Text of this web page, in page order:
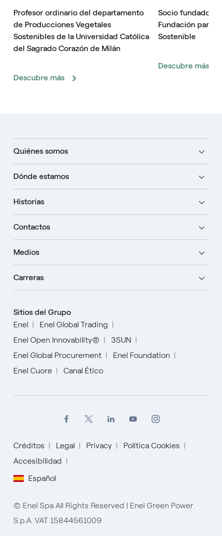
Profesor ordinario del departamento
de Producciones Vegetales
Sostenibles de la Universidad Católica
del Sagrado Corazón de Milán
Descubre más
Socio fundador
Fundación para
Sostenible
Descubre más
Quiénes somos
Dónde estamos
Historias
Contactos
Medios
Carreras
Sitios del Grupo
Enel
Enel Global Trading
Enel Open Innovability®
3SUN
Enel Global Procurement
Enel Foundation
Enel Cuore
Canal Ético
Créditos Legal Privacy
Política Cookies
Accesibilidad
Español
English
Español
Italiano
Portugués (BR)
© Enel Spa All Rights Reserved | Enel Green Power
S.p.A. VAT 15844561009